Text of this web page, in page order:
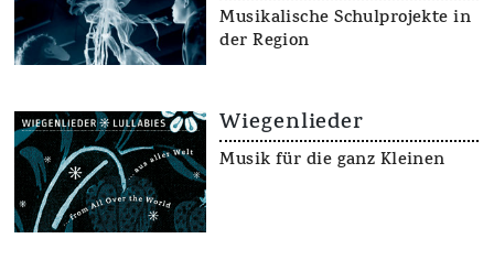
Musikalische Schulprojekte in
der Region
Wiegenlieder
Musik für die ganz Kleinen